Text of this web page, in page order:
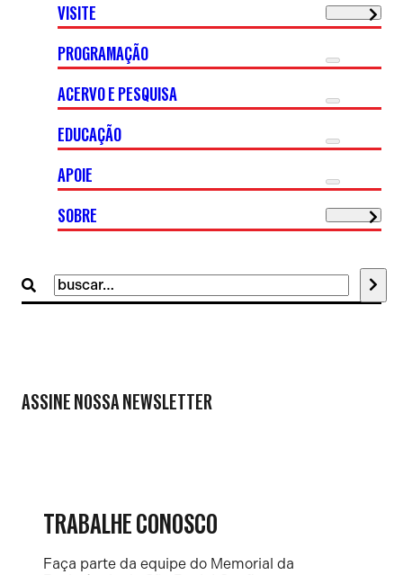
Buscar
por:
VISITE
PROGRAMAÇÃO
ACERVO E PESQUISA
EDUCAÇÃO
APOIE
SOBRE
ASSINE NOSSA NEWSLETTER
TRABALHE CONOSCO
Faça parte da equipe do Memorial da